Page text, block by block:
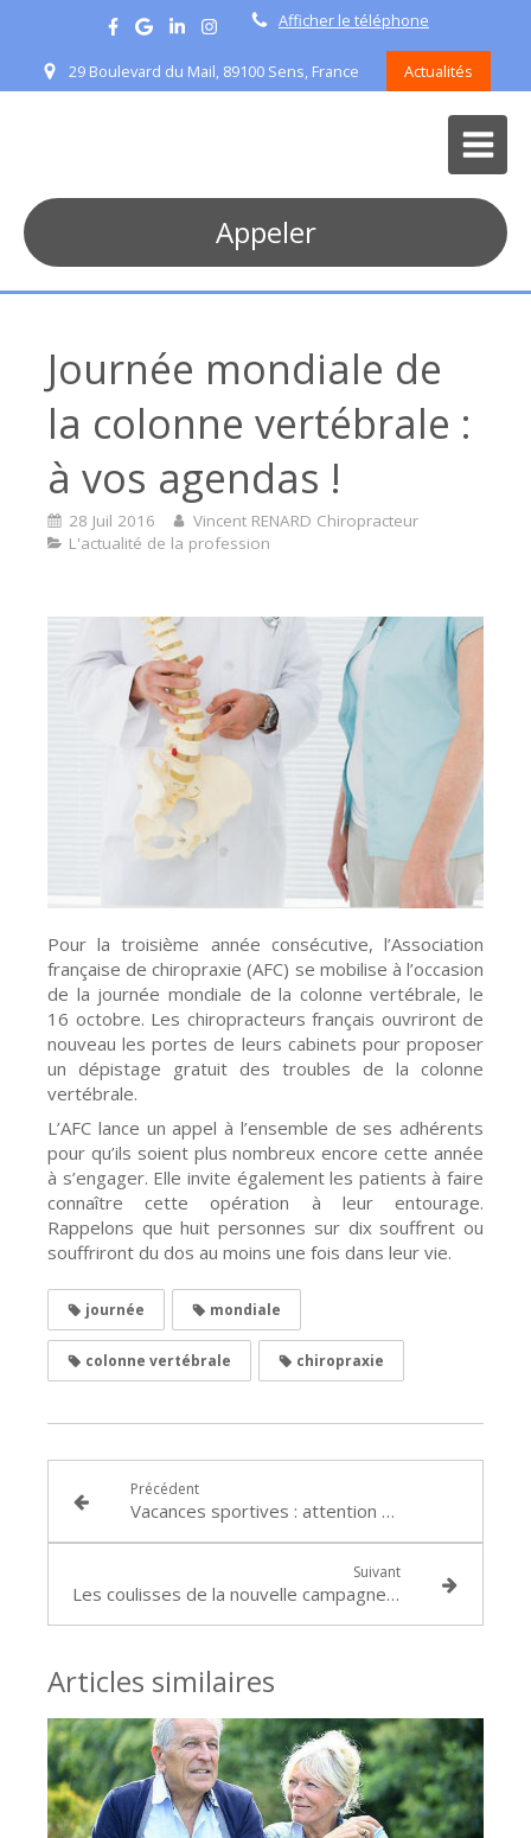
Afficher le téléphone
29 Boulevard du Mail, 89100 Sens, France Actualités
Appeler
Journée mondiale de
la colonne vertébrale :
à vos agendas !
28 Juil 2016
Vincent RENARD Chiropracteur
L'actualité de la profession
Pour la troisième année consécutive, l’Association
française de chiropraxie (AFC) se mobilise à l’occasion
de la journée mondiale de la colonne vertébrale, le
16 octobre. Les chiropracteurs français ouvriront de
nouveau les portes de leurs cabinets pour proposer
un dépistage gratuit des troubles de la colonne
vertébrale.
L’AFC lance un appel à l’ensemble de ses adhérents
pour qu’ils soient plus nombreux encore cette année
à s’engager. Elle invite également les patients à faire
connaître cette opération à leur entourage.
Rappelons que huit personnes sur dix souffrent ou
souffriront du dos au moins une fois dans leur vie.
journée mondiale
colonne vertébrale chiropraxie
Précédent
Vacances sportives : attention aux blessures
Suivant
Les coulisses de la nouvelle campagne « Plus facile la vie avec la chiropraxie ! »
Articles similaires